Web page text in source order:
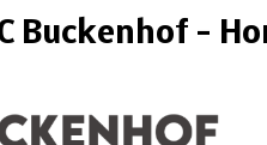
Buckenhof -